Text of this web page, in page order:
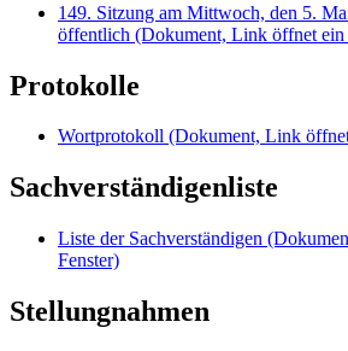
149. Sitzung am Mittwoch, den 5.
öffentlich (Dokument, Link öffnet ein
Protokolle
Wortprotokoll (Dokument, Link
Sachverständigenliste
Liste der Sachverständigen
Fenster)
Stellungnahmen